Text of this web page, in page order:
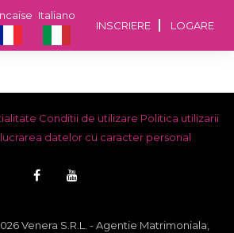
INSCRIERE LOGARE
Italiano
Conditii de utilizare Politica utilizarii
datelor cu caracter personal
Venera S.R.L. - Agentie Matrimoniala,